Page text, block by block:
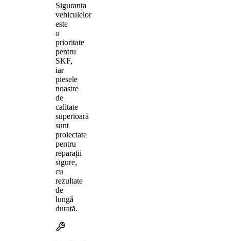
Siguranța
vehiculelor
este
o
prioritate
pentru
SKF,
iar
piesele
noastre
de
calitate
superioară
sunt
proiectate
pentru
reparații
sigure,
cu
rezultate
de
lungă
durată.